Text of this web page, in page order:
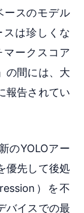
ースのモデル
は珍しくな
ークスコア
の間には、大
報告されてい
のYOLOアー
優先して後処
）を不
バイスでの最